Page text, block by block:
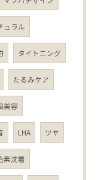
ュラル
タイトニング
たるみケア
美容
LHA ツヤ
素沈着